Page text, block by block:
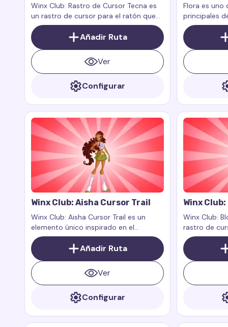
Winx Club: Rastro de Cursor Tecna es
un rastro de cursor para el ratón que
añade un estilo moderno y brillante a
tu navegador. Inspirado en Tecna, una
de las protagonistas principales de la
serie animada Winx Club, este rastro
de cursor refleja su enfoque
tecnológico, inteligencia y
sofisticación.
Añadir Ruta
Ver
Configurar
Flora es uno
principales
Winx Club.
naturaleza y
todos los
permite
naturales, lo
los
armoniosos
florales, y
belleza de la
con el
Winx Club: Aisha Cursor Trail
Winx Club: Aisha Cursor Trail es un
elemento único inspirado en el
personaje Aisha, quien es la hada del
agua en la popular serie Winx Club
Añadir Ruta
Ver
Configurar
Winx
Winx Club:
rastro de
Bloom, el